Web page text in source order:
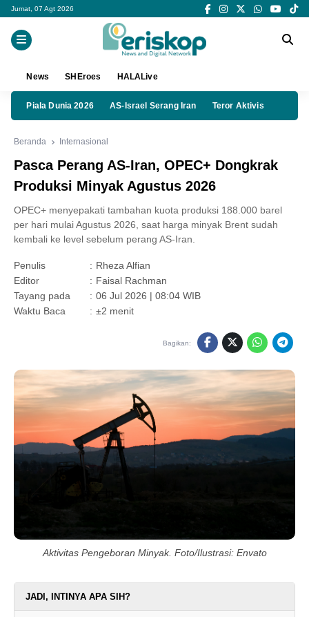
Jumat, 07 Agt 2026
News SHEroes HALALive
Piala Dunia 2026 AS-Israel Serang Iran Teror Aktivis
Beranda Internasional
Pasca Perang AS-Iran, OPEC+ Dongkrak
Produksi Minyak Agustus 2026
OPEC+ menyepakati tambahan kuota produksi 188.000 barel
per hari mulai Agustus 2026, saat harga minyak Brent sudah
kembali ke level sebelum perang AS-Iran.
Penulis : Rheza Alfian
Editor
: Faisal Rachman
Tayang pada
: 06 Jul 2026 | 08:04 WIB
Waktu Baca
: ±2 menit
Bagikan:
Aktivitas Pengeboran Minyak. Foto/Ilustrasi: Envato
JADI, INTINYA APA SIH?